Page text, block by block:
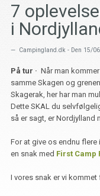
7
i
Campingland.dk - Den 15/
På tur · Når man
samme Skagen og
Skagerak, her har man
Dette SKAL du
så er sagt, er Nordjylland
For at give os endnu
en snak med First Camp
I vores snak er vi